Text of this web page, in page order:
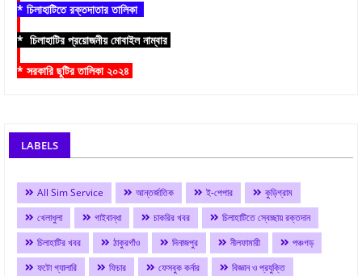
* চিলাহাটিতে রক্তদাতার তালিকা
* চিলাহাটির প্রয়োজনীয় মোবাইল নাম্বার
* সরকারি ছুটির তালিকা ২০২৪
LABELS
All Sim Service আন্তর্জাতিক ই-পেপার
কুড়িগ্রাম
খেলাধুলা
গাইবান্ধা চাকরির খবর
চিলাহাটিতে স্বেচ্ছায় রক্তদান
চিলাহাটির খবর
ঠাকুরগাঁও দিনাজপুর নীলফামারী
পঞ্চগড়
ফটো গ্যালারি
ফিচার ফেসবুক কর্নার
বিজ্ঞান ও প্রযুক্তি